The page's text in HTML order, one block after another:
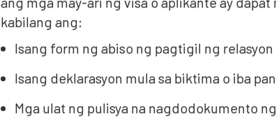
kabilang ang:
Isang form ng abiso ng pagtigil ng relasyon
Isang deklarasyon mula sa biktima o iba
Mga ulat ng pulisya na nagdodokumento